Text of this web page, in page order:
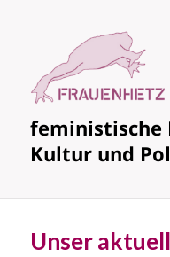
feministische
Kultur und
Unser